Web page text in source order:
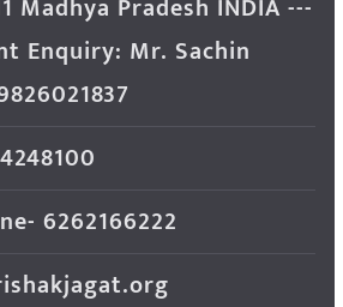
Madhya Pradesh INDIA ---
Enquiry: Mr. Sachin
6262166222